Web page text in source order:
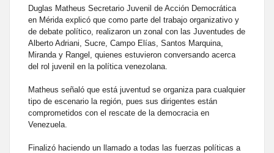
Duglas Matheus Secretario Juvenil de Acción Democrática
en Mérida explicó que como parte del trabajo organizativo y
de debate político, realizaron un zonal con las Juventudes de
Alberto Adriani, Sucre, Campo Elías, Santos Marquina,
Miranda y Rangel, quienes estuvieron conversando acerca
del rol juvenil en la política venezolana.
Matheus señaló que está juventud se organiza para cualquier
tipo de escenario la región, pues sus dirigentes están
comprometidos con el rescate de la democracia en
Venezuela.
Finalizó haciendo un llamado a todas las fuerzas políticas a